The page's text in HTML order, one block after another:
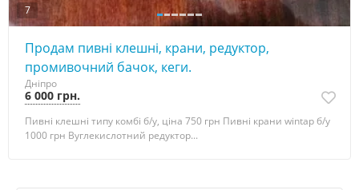
7
Продам пивні клешні, крани, редуктор,
промивочний бачок, кеги.
Дніпро
6 000 грн.
Пивні клешні типу комбі б/у, ціна 750 грн Пивні крани wintap б/у
1000 грн Вуглекислотний редуктор...